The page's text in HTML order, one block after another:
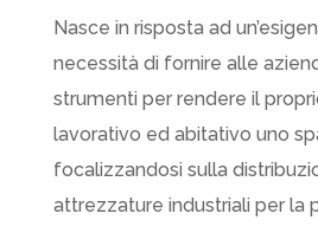
Nasce in risposta ad
necessità di fornire alle
strumenti per rendere il
lavorativo ed abitativo uno
focalizzandosi sulla
attrezzature industriali per la